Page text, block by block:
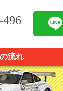
496
流れ